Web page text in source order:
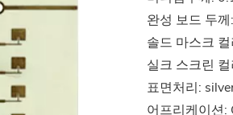
완성 보드 두
솔드 마스크
실크 스크린
표면처리:
어프리케이션: